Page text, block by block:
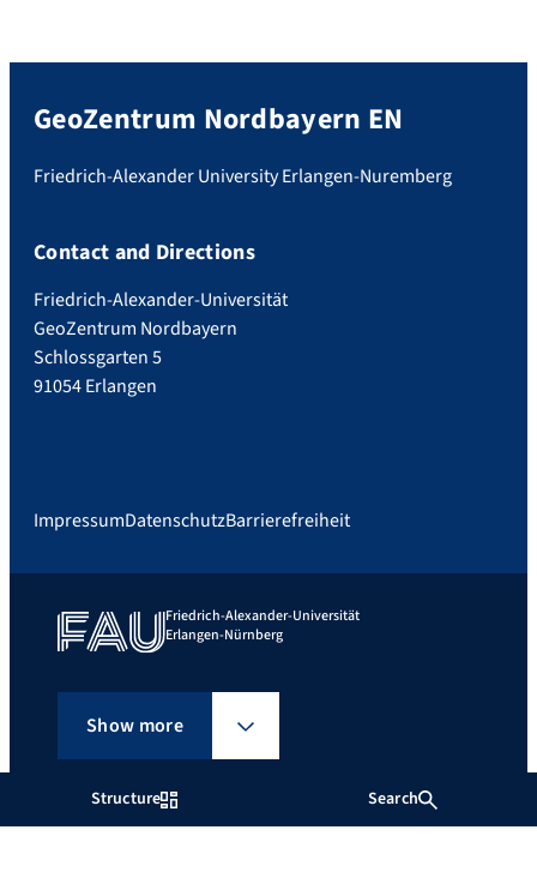
Structure Search
GeoZentrum Nordbayern EN
Friedrich-Alexander University Erlangen-Nuremberg
Contact and Directions
Friedrich-Alexander-Universität
GeoZentrum Nordbayern
Schlossgarten 5
91054 Erlangen
ImpressumDatenschutzBarrierefreiheit
Friedrich-Alexander-Universität
Erlangen-Nürnberg
Show more